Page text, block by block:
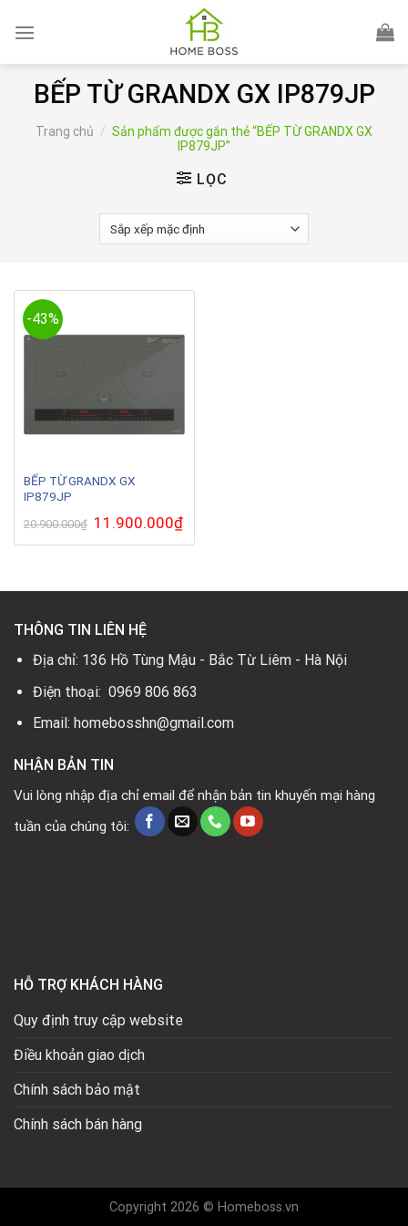
BẾP TỪ GRANDX GX IP879JP
Trang chủ / Sản phẩm được gắn thẻ “BẾP TỪ GRANDX GX
IP879JP”
LỌC
-43%
BẾP TỪ GRANDX GX
IP879JP
20.900.000₫ Giá
gốc
là:
11.900.000₫Giá
hiện
tại
THÔNG TIN LIÊN HỆ
Địa chỉ: 136 Hồ Tùng Mậu - Bắc Từ Liêm - Hà Nội
Điện thoại: 0969 806 863
Email: homebosshn@gmail.com
NHẬN BẢN TIN
Vui lòng nhập địa chỉ email để nhận bản tin khuyến mại hàng
tuần của chúng tôi:
HỖ TRỢ KHÁCH HÀNG
Quy định truy cập website
Điều khoản giao dịch
Chính sách bảo mật
Chính sách bán hàng
Copyright 2026 © Homeboss.vn